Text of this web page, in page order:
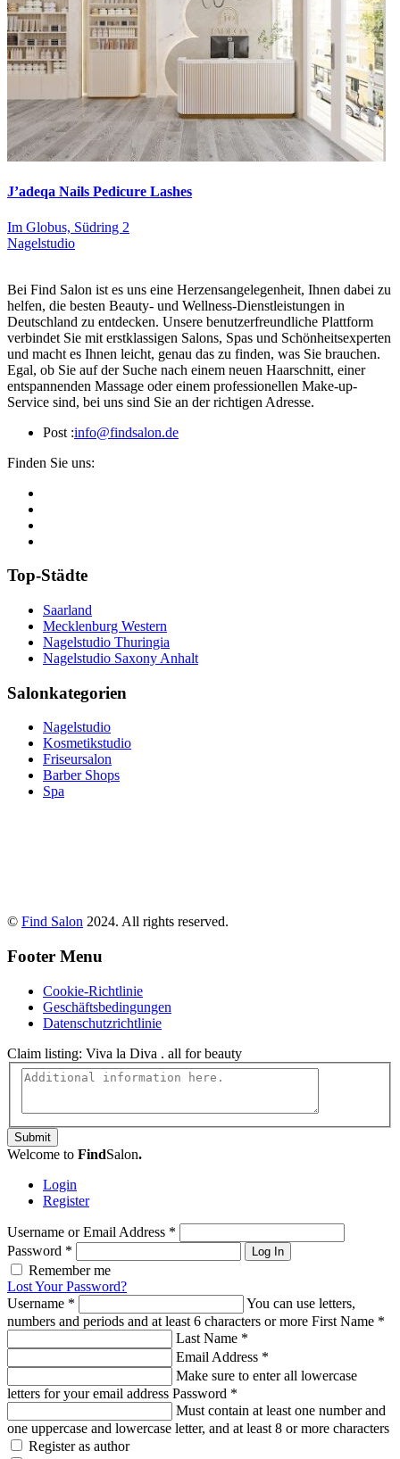
J’adeqa Nails Pedicure Lashes
Im Globus, Südring 2
Nagelstudio
Bei Find Salon ist es uns eine Herzensangelegenheit, Ihnen dabei zu
helfen, die besten Beauty- und Wellness-Dienstleistungen in
Deutschland zu entdecken. Unsere benutzerfreundliche Plattform
verbindet Sie mit erstklassigen Salons, Spas und Schönheitsexperten
und macht es Ihnen leicht, genau das zu finden, was Sie brauchen.
Egal, ob Sie auf der Suche nach einem neuen Haarschnitt, einer
entspannenden Massage oder einem professionellen Make-up-
Service sind, bei uns sind Sie an der richtigen Adresse.
Post :info@findsalon.de
Finden Sie uns:
Top-Städte
Saarland
Mecklenburg Western
Nagelstudio Thuringia
Nagelstudio Saxony Anhalt
Salonkategorien
Nagelstudio
Kosmetikstudio
Friseursalon
Barber Shops
Spa
© Find Salon 2024. All rights reserved.
Footer Menu
Cookie-Richtlinie
Geschäftsbedingungen
Datenschutzrichtlinie
Claim listing: Viva la Diva . all for beauty
Submit
Welcome to FindSalon.
Login
Register
Username or Email Address *
Password * Log In
Remember me
Lost Your Password?
Username *
You can use letters,
numbers and periods and at least 6 characters or more First Name *
Last Name *
Email Address *
Make sure to enter all lowercase
letters for your email address Password *
Must contain at least one number and
one uppercase and lowercase letter, and at least 8 or more characters
Register as author